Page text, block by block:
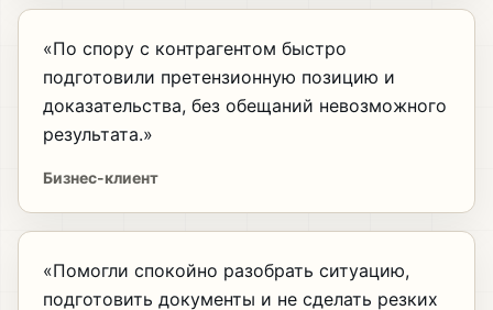
«По спору с контрагентом быстро
подготовили претензионную позицию и
доказательства, без обещаний невозможного
результата.»
Бизнес-клиент
«Помогли спокойно разобрать ситуацию,
подготовить документы и не сделать резких